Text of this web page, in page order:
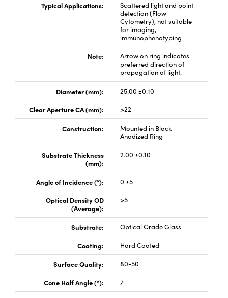
Components | SCHOTT 光
(UFI)
Typical Applications:
Scattered light and point
detection (Flow
Cytometry), not suitable
for imaging,
immunophenotyping
Note:
Arrow on ring indicates
preferred direction of
propagation of light.
Diameter (mm):
25.00 ±0.10
Clear Aperture CA (mm):
>22
Construction:
Mounted in Black
Anodized Ring
Substrate Thickness
(mm):
2.00 ±0.10
Angle of Incidence (°):
0 ±5
Optical Density OD
(Average):
>5
Substrate:
Optical Grade Glass
Coating:
Hard Coated
Surface Quality:
80-50
Cone Half Angle (°):
7